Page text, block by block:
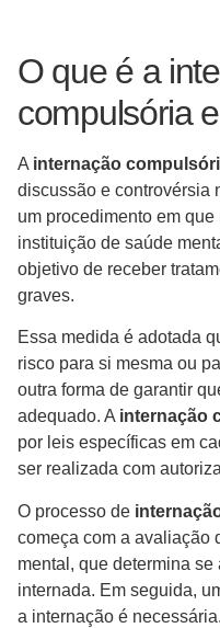
O que é a
compulsória
A internação
discussão e controvérsia
um procedimento em
instituição de saúde
objetivo de receber
graves.
Essa medida é adotada
risco para si mesma ou
outra forma de garantir
adequado. A internação
por leis específicas em
ser realizada com
O processo de
começa com a avaliação
mental, que determina
internada. Em seguida,
a internação é